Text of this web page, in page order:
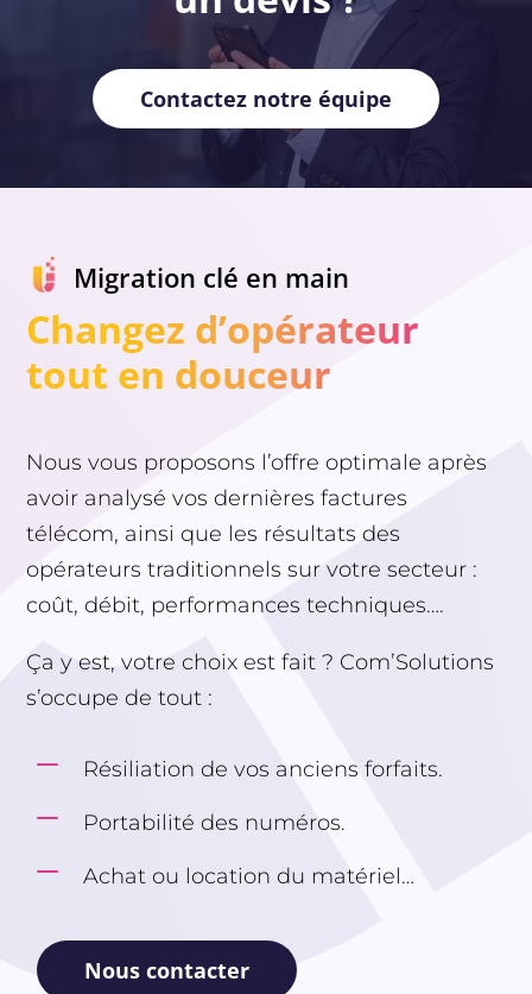
Contactez notre équipe
Migration clé en main
Changez d’opérateur
tout en douceur
Nous vous proposons l’offre optimale après
avoir analysé vos dernières factures
télécom, ainsi que les résultats des
opérateurs traditionnels sur votre secteur :
coût, débit, performances techniques….
Ça y est, votre choix est fait ? Com’Solutions
s’occupe de tout :
K Résiliation de vos anciens forfaits.
K Portabilité des numéros.
K Achat ou location du matériel…
Nous contacter